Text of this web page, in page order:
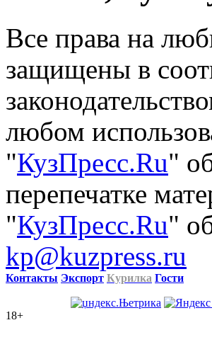
Все права на
защищены в
любом
"КузПресс.Ru"
перепечатке
"КузПресс.Ru"
kp@kuzpress.ru
Контакты Экспорт Курилка Гости
18+